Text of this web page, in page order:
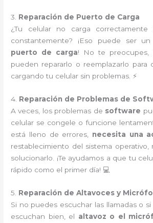
3. Reparación de Puerto de Carga
¿Tu celular no carga
constantemente? ¡Eso puede ser
puerto de carga! No te preocupes,
pueden repararlo o reemplazarlo para
cargando tu celular sin problemas. ⚡
4. Reparación de Problemas de
A veces, los problemas de software
celular se congele o funcione
está lleno de errores, necesita una
restablecimiento del sistema operativo,
solucionarlo. ¡Te ayudamos a que tu
rápido como el primer día! 💻
5. Reparación de Altavoces y
Si no puedes escuchar las llamadas o
escuchan bien, el altavoz o el